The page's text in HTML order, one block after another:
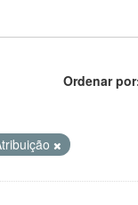
Ordenar por